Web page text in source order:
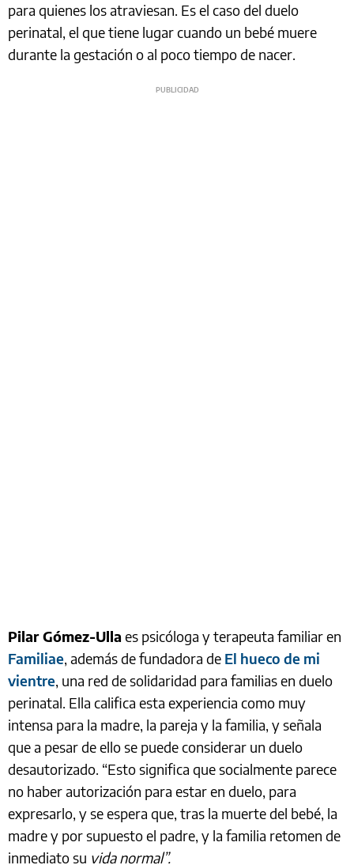
para quienes los atraviesan. Es el caso del duelo
perinatal, el que tiene lugar cuando un bebé muere
durante la gestación o al poco tiempo de nacer.
Pilar Gómez-Ulla es psicóloga y terapeuta familiar en
Familiae, además de fundadora de El hueco de mi
vientre, una red de solidaridad para familias en duelo
perinatal. Ella califica esta experiencia como muy
intensa para la madre, la pareja y la familia, y señala
que a pesar de ello se puede considerar un duelo
desautorizado. “Esto significa que socialmente parece
no haber autorización para estar en duelo, para
expresarlo, y se espera que, tras la muerte del bebé, la
madre y por supuesto el padre, y la familia retomen de
inmediato su vida normal”.